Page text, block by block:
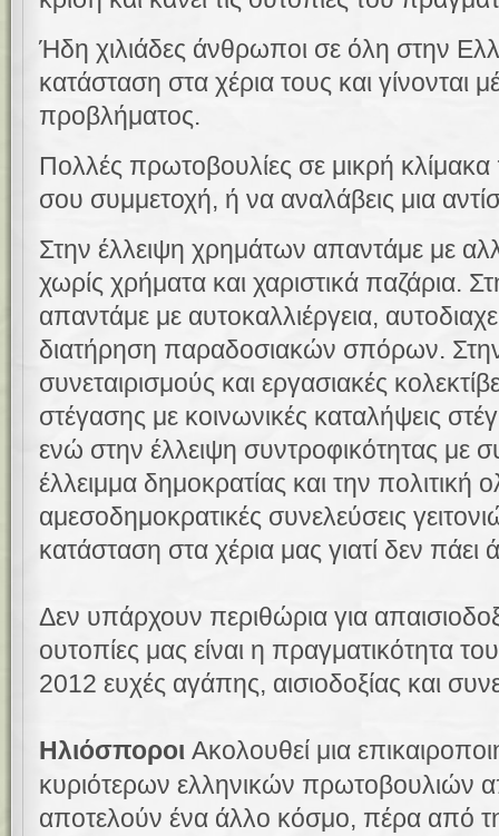
Ήδη χιλιάδες άνθρωποι σε όλη στην
κατάσταση στα χέρια τους και γίνονται
προβλήματος.
Πολλές πρωτοβουλίες σε μικρή
σου συμμετοχή, ή να αναλάβεις μια
Στην έλλειψη χρημάτων απαντάμε με
χωρίς χρήματα και χαριστικά παζάρια.
απαντάμε με αυτοκαλλιέργεια,
διατήρηση παραδοσιακών σπόρων.
συνεταιρισμούς και εργασιακές
στέγασης με κοινωνικές καταλήψεις
ενώ στην έλλειψη συντροφικότητας με
έλλειμμα δημοκρατίας και την πολιτική
αμεσοδημοκρατικές συνελεύσεις
κατάσταση στα χέρια μας γιατί δεν πάει
Δεν υπάρχουν περιθώρια για
ουτοπίες μας είναι η πραγματικότητα
2012 ευχές αγάπης, αισιοδοξίας και
Ηλιόσποροι Ακολουθεί μια
κυριότερων ελληνικών πρωτοβουλιών
αποτελούν ένα άλλο κόσμο, πέρα από